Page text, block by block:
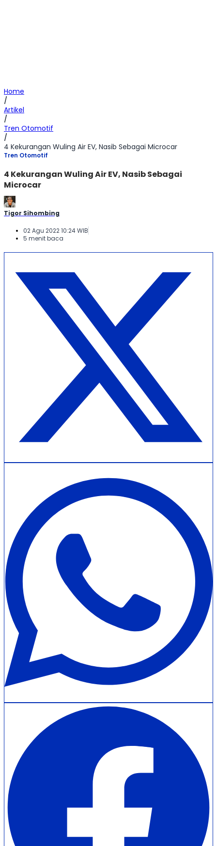
Home
/
Artikel
/
Tren Otomotif
/
4 Kekurangan Wuling Air EV, Nasib Sebagai Microcar
Tren Otomotif
4 Kekurangan Wuling Air EV, Nasib Sebagai
Microcar
Tigor Sihombing
02 Agu 2022 10:24 WIB
5 menit baca